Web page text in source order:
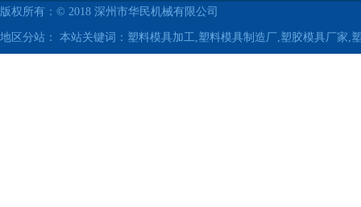
版权所有：© 2018 深州市华民机械有限公司
地区分站： 本站关键词：塑料模具加工,塑料模具制造厂,塑胶模具厂家,